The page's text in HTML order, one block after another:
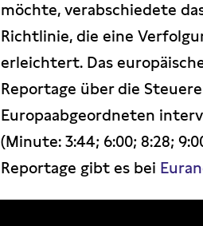
möchte, verabschiedete
Richtlinie, die eine
erleichtert. Das
Reportage über die
Europaabgeordneten
(Minute: 3:44; 6:00; 8:28;
Reportage gibt es bei